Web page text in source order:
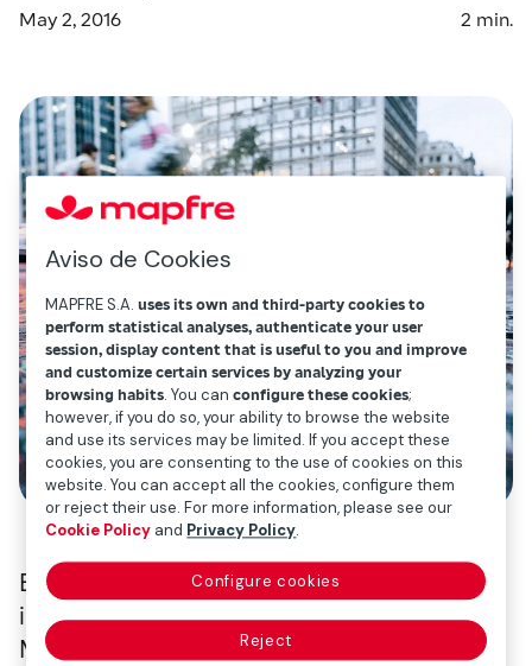
May 2, 2016
2 min.
El compromiso con la sostenibilidad que
impera en las acciones del GRUPO BB
Mapfre está presente también en el nuevo
Aviso de Cookies
MAPFRE S.A.uses its own and third-party cookies to
perform statistical analyses, authenticate your user
session, display content that is useful to you and improve
and customize certain services by analyzing your
browsing habits. You canconfigure these cookies;
however, if you do so, your ability to browse the website
and use its services may be limited. If you accept these
cookies, you are consenting to the use of cookies on this
website. You can accept all the cookies, configure them
or reject their use. For more information, please see our
Cookie Policy and Privacy Policy.
Configure cookies
Reject